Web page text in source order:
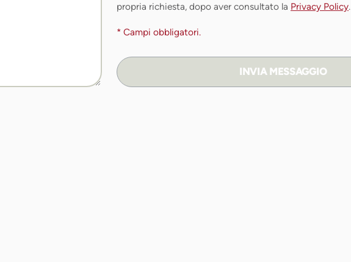
propria richiesta, dopo aver consultato la Privacy Policy.
* Campi obbligatori.
INVIA MESSAGGIO